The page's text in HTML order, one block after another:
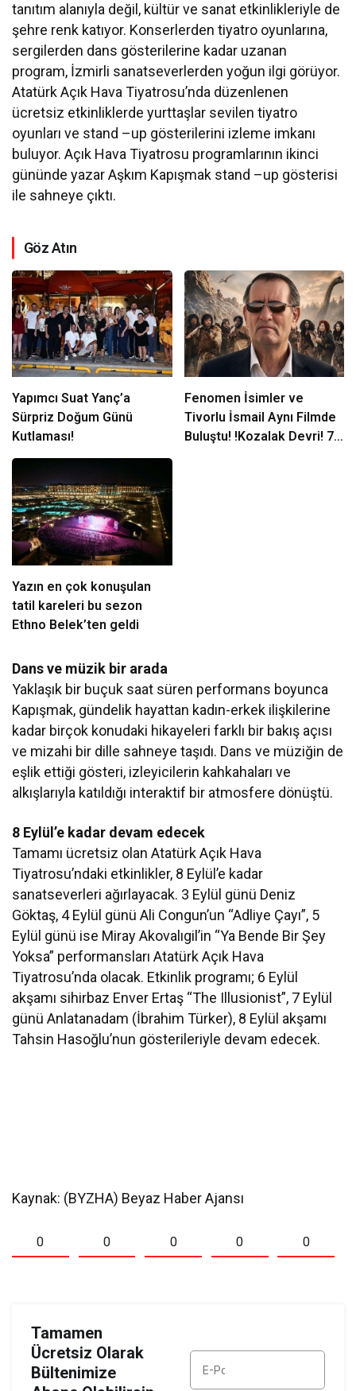
tanıtım alanıyla değil, kültür ve sanat etkinlikleriyle de
şehre renk katıyor. Konserlerden tiyatro oyunlarına,
sergilerden dans gösterilerine kadar uzanan
program, İzmirli sanatseverlerden yoğun ilgi görüyor.
Atatürk Açık Hava Tiyatrosu’nda düzenlenen
ücretsiz etkinliklerde yurttaşlar sevilen tiyatro
oyunları ve stand –up gösterilerini izleme imkanı
buluyor. Açık Hava Tiyatrosu programlarının ikinci
gününde yazar Aşkım Kapışmak stand –up gösterisi
ile sahneye çıktı.
Göz Atın
Yapımcı Suat Yanç’a
Sürpriz Doğum Günü
Kutlaması!
Fenomen İsimler ve
Tivorlu İsmail Aynı Filmde
Buluştu! !Kozalak Devri! 7
Yazın en çok konuşulan
tatil kareleri bu sezon
Ethno Belek’ten geldi
Dans ve müzik bir arada
Yaklaşık bir buçuk saat süren performans boyunca
Kapışmak, gündelik hayattan kadın-erkek ilişkilerine
kadar birçok konudaki hikayeleri farklı bir bakış açısı
ve mizahi bir dille sahneye taşıdı. Dans ve müziğin de
eşlik ettiği gösteri, izleyicilerin kahkahaları ve
alkışlarıyla katıldığı interaktif bir atmosfere dönüştü.
8 Eylül’e kadar devam edecek
Tamamı ücretsiz olan Atatürk Açık Hava
Tiyatrosu’ndaki etkinlikler, 8 Eylül’e kadar
sanatseverleri ağırlayacak. 3 Eylül günü Deniz
Göktaş, 4 Eylül günü Ali Congun’un “Adliye Çayı”, 5
Eylül günü ise Miray Akovalıgil’in “Ya Bende Bir Şey
Yoksa” performansları Atatürk Açık Hava
Tiyatrosu’nda olacak. Etkinlik programı; 6 Eylül
akşamı sihirbaz Enver Ertaş “The Illusionist”, 7 Eylül
günü Anlatanadam (İbrahim Türker), 8 Eylül akşamı
Tahsin Hasoğlu’nun gösterileriyle devam edecek.
Kaynak: (BYZHA) Beyaz Haber Ajansı
0 0 0 0 0
Tamamen
Ücretsiz Olarak
Bültenimize